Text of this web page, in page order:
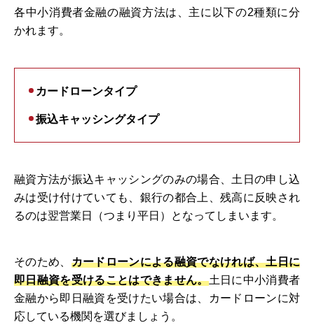
各中小消費者金融の融資方法は、主に以下の2種類に分
かれます。
カードローンタイプ
振込キャッシングタイプ
融資方法が振込キャッシングのみの場合、土日の申し込
みは受け付けていても、銀行の都合上、残高に反映され
るのは翌営業日（つまり平日）となってしまいます。
そのため、 カードローンによる融資でなければ、土日に
即日融資を受けることはできません。土日に中小消費者
金融から即日融資を受けたい場合は、カードローンに対
応している機関を選びましょう。